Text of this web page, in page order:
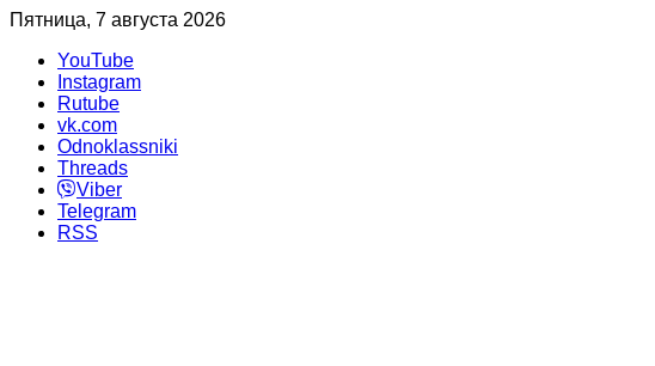
Пятница, 7 августа 2026
YouTube
Instagram
Rutube
vk.com
Odnoklassniki
Threads
Viber
Telegram
RSS